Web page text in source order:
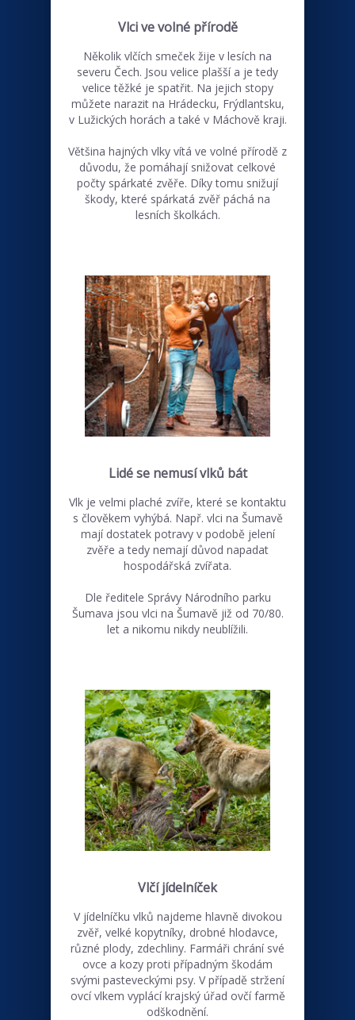
Vlci ve volné přírodě
Několik vlčích smeček žije v lesích na
severu Čech. Jsou velice plašší a je tedy
velice těžké je spatřit. Na jejich stopy
můžete narazit na Hrádecku, Frýdlantsku,
v Lužických horách a také v Máchově kraji.
Většina hajných vlky vítá ve volné přírodě z
důvodu, že pomáhají snižovat celkové
počty spárkaté zvěře. Díky tomu snižují
škody, které spárkatá zvěř páchá na
lesních školkách.
Lidé se nemusí vlků bát
Vlk je velmi plaché zvíře, které se kontaktu
s člověkem vyhýbá. Např. vlci na Šumavě
mají dostatek potravy v podobě jelení
zvěře a tedy nemají důvod napadat
hospodářská zvířata.
Dle ředitele Správy Národního parku
Šumava jsou vlci na Šumavě již od 70/80.
let a nikomu nikdy neublížili.
Vlčí jídelníček
V jídelníčku vlků najdeme hlavně divokou
zvěř, velké kopytníky, drobné hlodavce,
různé plody, zdechliny. Farmáři chrání své
ovce a kozy proti případným škodám
svými pasteveckými psy. V případě stržení
ovcí vlkem vyplácí krajský úřad ovčí farmě
odškodnění.